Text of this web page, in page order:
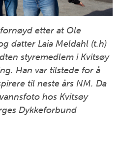
etter at Ole
datter Laia Meldahl (t.h)
styremedlem i Kvitsøy
Han var tilstede for å
til neste års NM. Da
hos Kvitsøy
Dykkeforbund